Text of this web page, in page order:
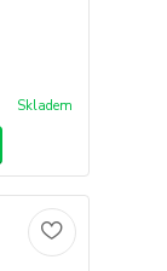
Skladem